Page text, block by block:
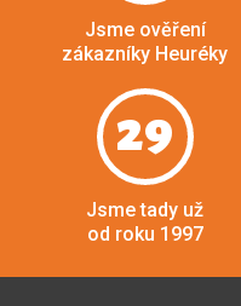
Jsme ověření
zákazníky Heuréky
29
Jsme tady už
od roku 1997